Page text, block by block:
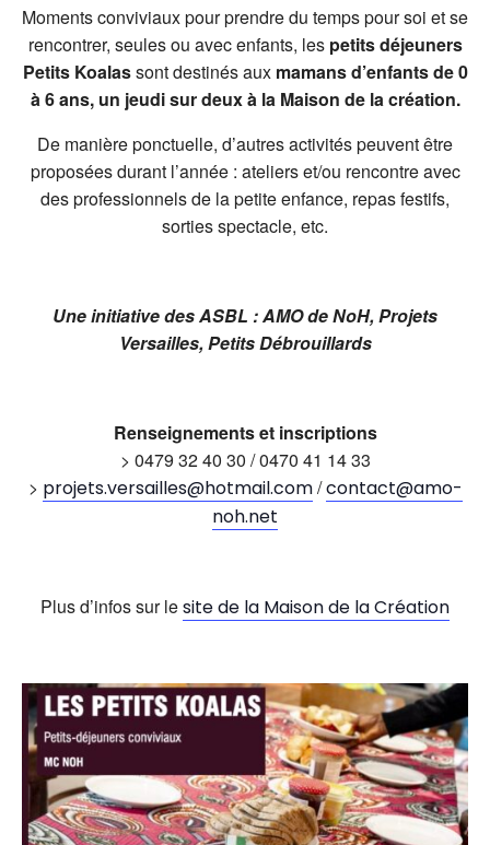
Moments conviviaux pour prendre du temps pour soi et se
rencontrer, seules ou avec enfants, les petits déjeuners
Petits Koalassont destinés aux mamans d’enfants de 0
à 6 ans, un jeudi sur deux à la Maison de la création.
De manière ponctuelle, d’autres activités peuvent être
proposées durant l’année : ateliers et/ou rencontre avec
des professionnels de la petite enfance, repas festifs,
sorties spectacle, etc.
Une initiative des ASBL : AMO de NoH, Projets
Versailles, Petits Débrouillards
Renseignements et inscriptions
> 0479 32 40 30 / 0470 41 14 33
> projets.versailles@hotmail.com/contact@amo-
noh.net
Plus d’infos sur lesite de la Maison de la Création